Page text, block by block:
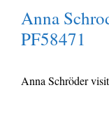
Anna
PF58471
Anna Schröder